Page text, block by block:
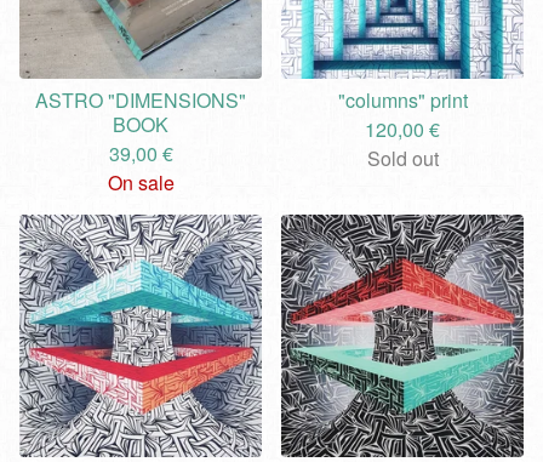
ASTRO "DIMENSIONS"
BOOK
39,00 €
On sale
"columns" print
120,00 €
Sold out